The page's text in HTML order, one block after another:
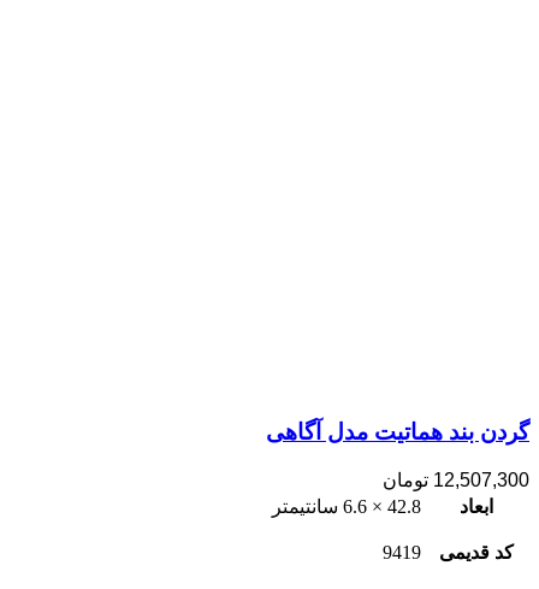
گردن بند هماتیت مدل آگاهی
12,507,300 تومان
ابعاد
42.8 × 6.6 سانتیمتر
کد قدیمی 9419